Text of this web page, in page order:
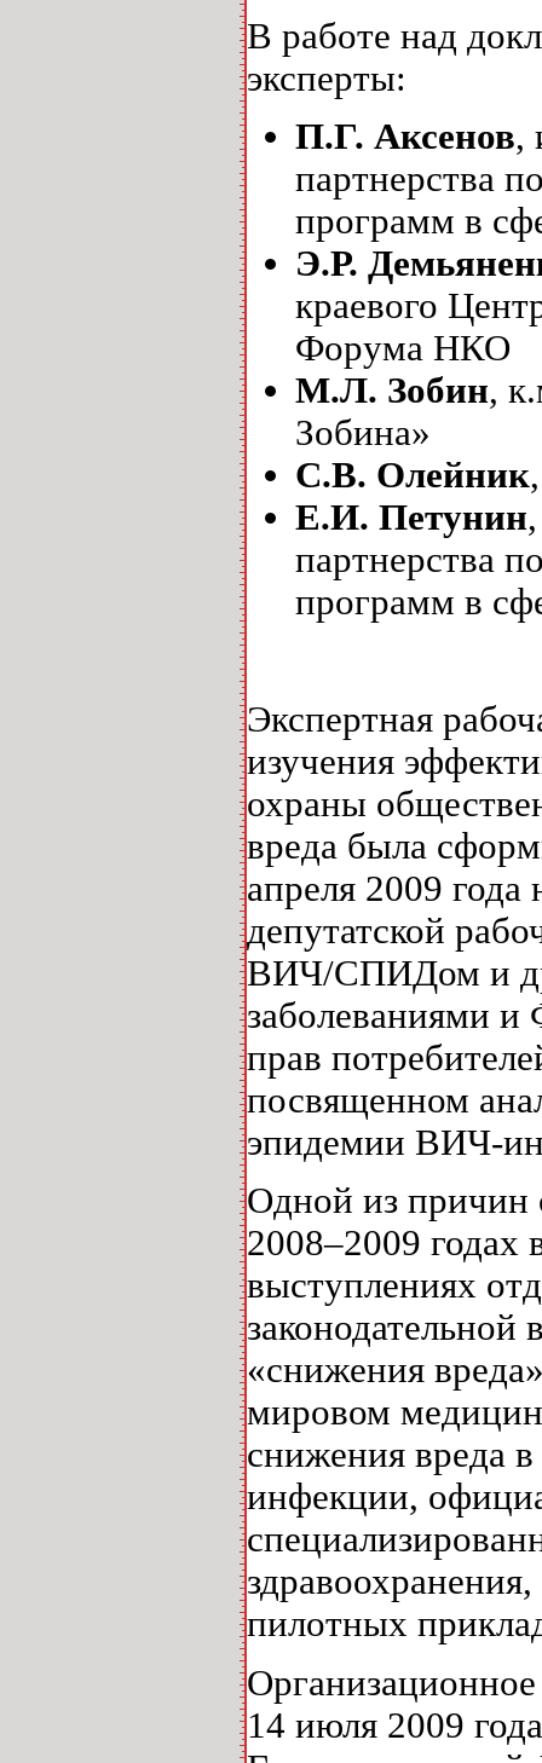
В работе над
эксперты:
П.Г. Аксенов,
партнерства
программ в
Э.Р.
краевого
Форума НКО
М.Л. Зобин,
Зобина»
С.В. Олейник
Е.И. Петунин
партнерства
программ в
Экспертная
изучения
охраны
вреда была
апреля 2009
депутатской
ВИЧ/СПИДом и
заболеваниями и
прав
посвященном
эпидемии ВИЧ-
Одной из причин
2008–2009 годах
выступлениях
«снижения
мировом
снижения вреда
инфекции,
пилотных
14 июля 2009